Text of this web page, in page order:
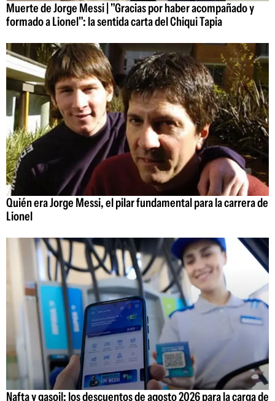
Muerte de Jorge Messi | "Gracias por haber acompañado y
formado a Lionel": la sentida carta del Chiqui Tapia
Quién era Jorge Messi, el pilar fundamental para la carrera de
Lionel
Nafta y gasoil: los descuentos de agosto 2026 para la carga de